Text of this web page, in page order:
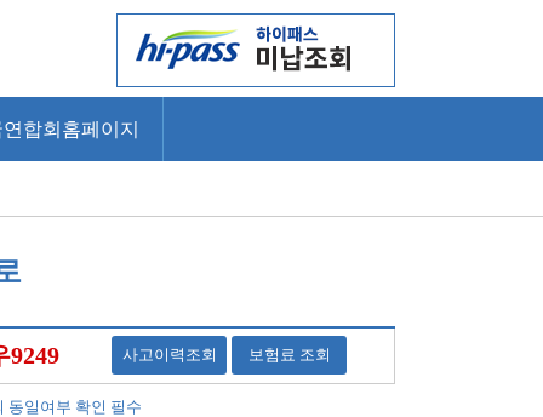
합회홈페이지
9249 사고이력조회 보험료 조회
동일여부 확인 필수